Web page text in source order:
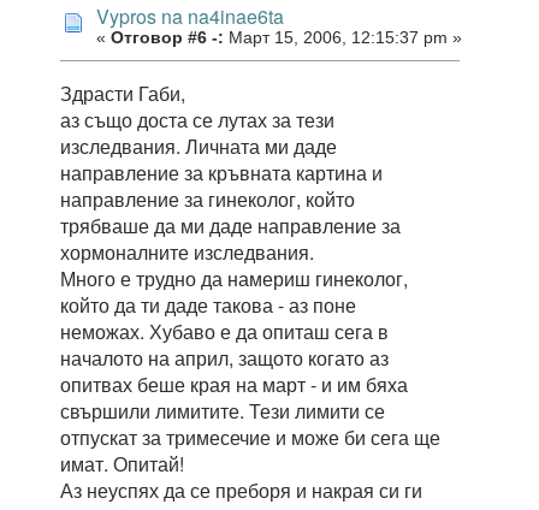
Vypros na na4inae6ta
« Отговор #6 -: Март 15, 2006, 12:15:37 pm »
Здрасти Габи,
аз също доста се лутах за тези
изследвания. Личната ми даде
направление за кръвната картина и
направление за гинеколог, който
трябваше да ми даде направление за
хормоналните изследвания.
Много е трудно да намериш гинеколог,
който да ти даде такова - аз поне
неможах. Хубаво е да опиташ сега в
началото на април, защото когато аз
опитвах беше края на март - и им бяха
свършили лимитите. Тези лимити се
отпускат за тримесечие и може би сега ще
имат. Опитай!
Аз неуспях да се преборя и накрая си ги